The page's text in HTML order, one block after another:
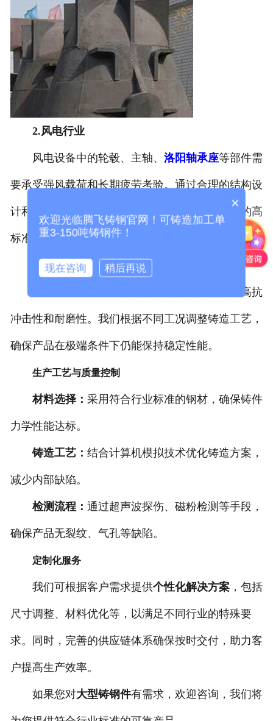
2.风电行业
风电设备中的轮毂、主轴、 洛阳轴承座等部件需
要承受强风载荷和长期疲劳考验。通过合理的结构设
计和严格的质量控制，铸钢件能够满足风电行业的高
标准需求。
3.重型机械行业
矿山机械、工程设备等领域的铸钢件需具备高抗
冲击性和耐磨性。我们根据不同工况调整铸造工艺，
确保产品在极端条件下仍能保持稳定性能。
生产工艺与质量控制
材料选择： 采用符合行业标准的钢材，确保铸件
力学性能达标。
铸造工艺： 结合计算机模拟技术优化铸造方案，
减少内部缺陷。
检测流程： 通过超声波探伤、磁粉检测等手段，
确保产品无裂纹、气孔等缺陷。
定制化服务
我们可根据客户需求提供个性化解决方案，包括
尺寸调整、材料优化等，以满足不同行业的特殊要
求。同时，完善的供应链体系确保按时交付，助力客
户提高生产效率。
如果您对大型铸钢件有需求，欢迎咨询，我们将
×
欢迎光临腾飞铸钢官网！可铸造加工单
重3-150吨铸钢件！
现在咨询 稍后再说